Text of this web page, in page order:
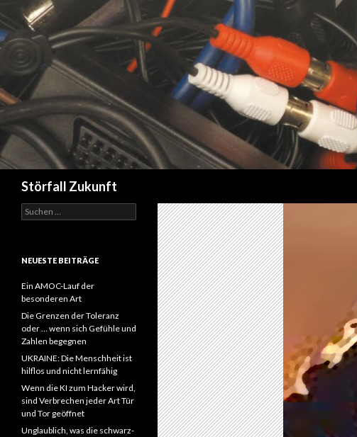
Störfall Zukunft
Suchen
nach:
NEUESTE BEITRÄGE
Ein AMOC-Lauf der
besonderen Art
Die Grenzen der Toleranz
oder … wenn sich Gefühle und
Zahlen begegnen
UKRAINE: Die Menschheit ist
hilflos und nicht lernfähig
Wenn die KI zum Hacker wird,
sind Verbrechen jeder Art Tür
und Tor geöffnet
Unglaublich, was die schwarz-